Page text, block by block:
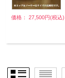
価格： 27,500円(税込)